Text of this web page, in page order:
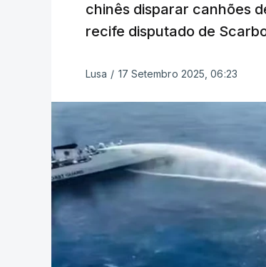
chinês disparar canhões
recife disputado de
Lusa / 17 Setembro 2025, 06:23